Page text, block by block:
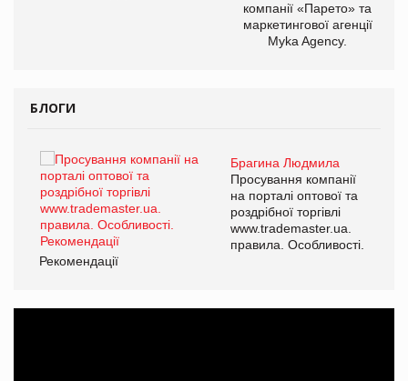
компанії «Парето» та
маркетингової агенції
Myka Agency.
БЛОГИ
Брагина Людмила
Просування компанії
на порталі оптової та
роздрібної торгівлі
www.trademaster.ua.
правила. Особливості.
Рекомендації